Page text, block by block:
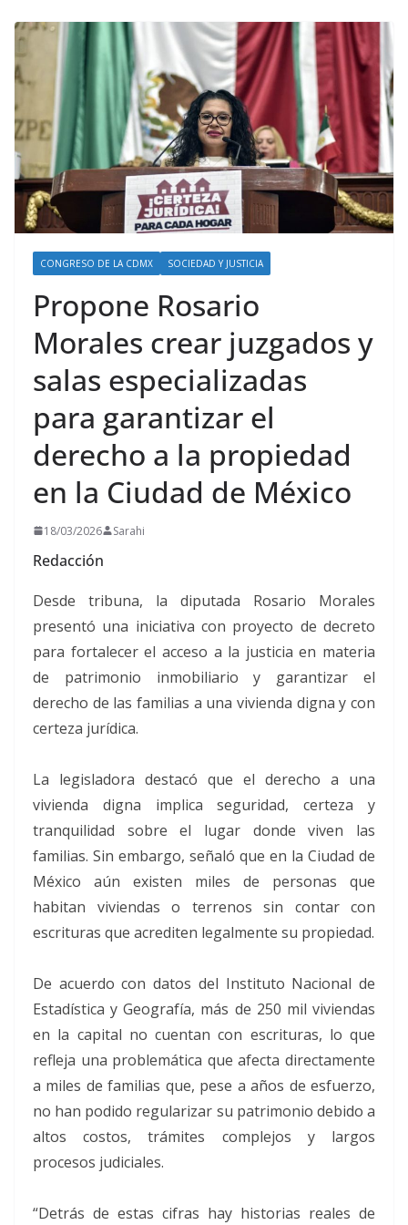
CONGRESO DE LA CDMX SOCIEDAD Y JUSTICIA
Propone Rosario
Morales crear juzgados y
salas especializadas
para garantizar el
derecho a la propiedad
en la Ciudad de México
18/03/2026 Sarahi
Redacción
Desde tribuna, la diputada Rosario Morales
presentó una iniciativa con proyecto de decreto
para fortalecer el acceso a la justicia en materia
de patrimonio inmobiliario y garantizar el
derecho de las familias a una vivienda digna y con
certeza jurídica.
La legisladora destacó que el derecho a una
vivienda digna implica seguridad, certeza y
tranquilidad sobre el lugar donde viven las
familias. Sin embargo, señaló que en la Ciudad de
México aún existen miles de personas que
habitan viviendas o terrenos sin contar con
escrituras que acrediten legalmente su propiedad.
De acuerdo con datos del Instituto Nacional de
Estadística y Geografía, más de 250 mil viviendas
en la capital no cuentan con escrituras, lo que
refleja una problemática que afecta directamente
a miles de familias que, pese a años de esfuerzo,
no han podido regularizar su patrimonio debido a
altos costos, trámites complejos y largos
procesos judiciales.
“Detrás de estas cifras hay historias reales de